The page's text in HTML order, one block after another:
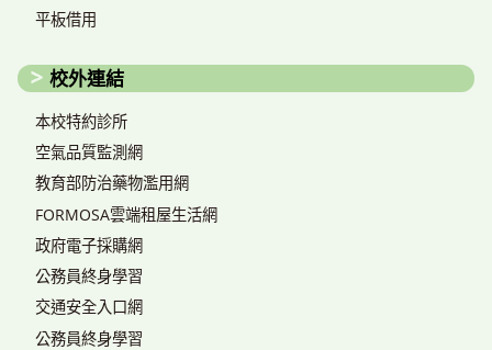
平板借用
校外連結
本校特約診所
空氣品質監測網
教育部防治藥物濫用網
FORMOSA雲端租屋生活網
政府電子採購網
公務員終身學習
交通安全入口網
公務員終身學習